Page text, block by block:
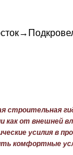
→
как от внешней
усилия в
комфортные